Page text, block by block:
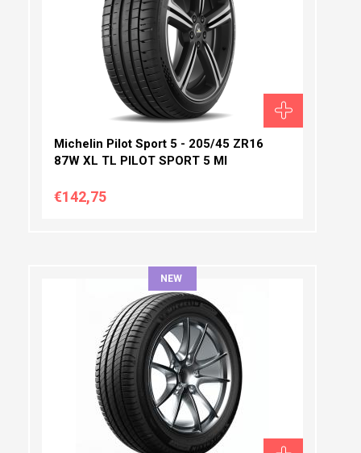
Michelin Pilot Sport 5 - 205/45 ZR16
87W XL TL PILOT SPORT 5 MI
€142,75
ΔΙΆΜΕΤΡΟΣ:
ΠΛΆΤΟΣ:
ΠΡΟΦΊΛ:
ΔΙΆΜΕΤΡΟΣ:
NEW